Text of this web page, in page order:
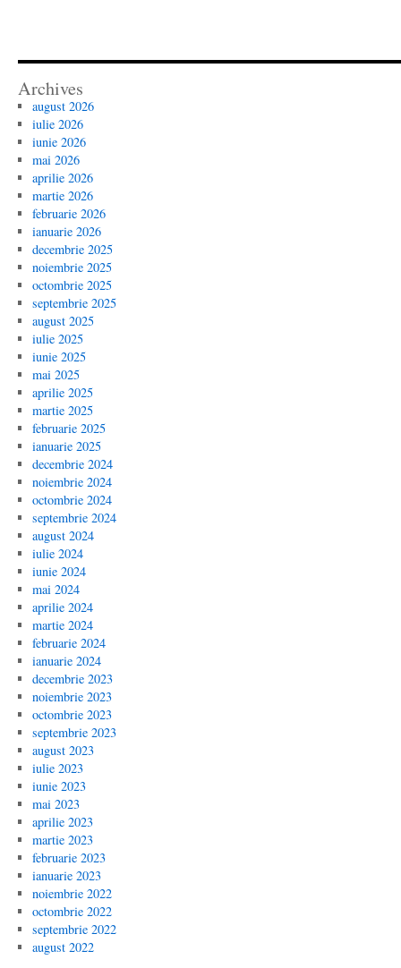
Archives
august 2026
iulie 2026
iunie 2026
mai 2026
aprilie 2026
martie 2026
februarie 2026
ianuarie 2026
decembrie 2025
noiembrie 2025
octombrie 2025
septembrie 2025
august 2025
iulie 2025
iunie 2025
mai 2025
aprilie 2025
martie 2025
februarie 2025
ianuarie 2025
decembrie 2024
noiembrie 2024
octombrie 2024
septembrie 2024
august 2024
iulie 2024
iunie 2024
mai 2024
aprilie 2024
martie 2024
februarie 2024
ianuarie 2024
decembrie 2023
noiembrie 2023
octombrie 2023
septembrie 2023
august 2023
iulie 2023
iunie 2023
mai 2023
aprilie 2023
martie 2023
februarie 2023
ianuarie 2023
noiembrie 2022
octombrie 2022
septembrie 2022
august 2022